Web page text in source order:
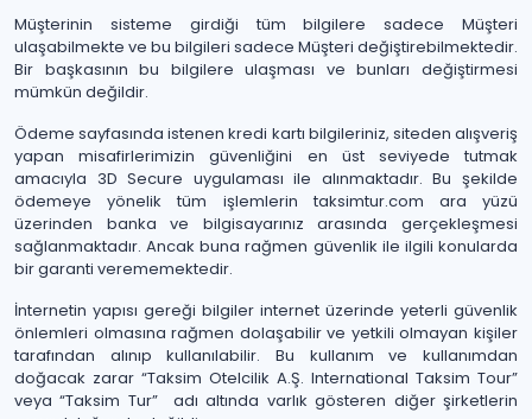
Müşterinin sisteme girdiği tüm bilgilere sadece Müşteri
ulaşabilmekte ve bu bilgileri sadece Müşteri değiştirebilmektedir.
Bir başkasının bu bilgilere ulaşması ve bunları değiştirmesi
mümkün değildir.
Ödeme sayfasında istenen kredi kartı bilgileriniz, siteden alışveriş
yapan misafirlerimizin güvenliğini en üst seviyede tutmak
amacıyla 3D Secure uygulaması ile alınmaktadır. Bu şekilde
ödemeye yönelik tüm işlemlerin taksimtur.com ara yüzü
üzerinden banka ve bilgisayarınız arasında gerçekleşmesi
sağlanmaktadır. Ancak buna rağmen güvenlik ile ilgili konularda
bir garanti verememektedir.
İnternetin yapısı gereği bilgiler internet üzerinde yeterli güvenlik
önlemleri olmasına rağmen dolaşabilir ve yetkili olmayan kişiler
tarafından alınıp kullanılabilir. Bu kullanım ve kullanımdan
doğacak zarar “Taksim Otelcilik A.Ş. International Taksim Tour”
veya “Taksim Tur” adı altında varlık gösteren diğer şirketlerin